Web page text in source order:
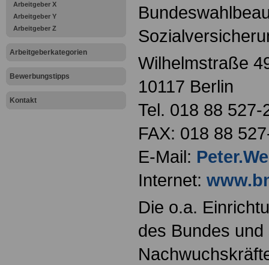
Arbeitgeber X
Arbeitgeber Y
Arbeitgeber Z
Arbeitgeberkategorien
Bewerbungstipps
Kontakt
Wilhelmstraße
10117 Berlin
Tel. 018 88 527-
FAX: 018 88
E-Mail:
Internet:
Die o.a.
des Bundes und